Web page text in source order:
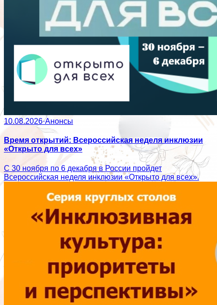
10.08.2026·Анонсы
Время открытий: Всероссийская неделя инклюзии
«Открыто для всех»
С 30 ноября по 6 декабря в России пройдет
Всероссийская неделя инклюзии «Открыто для всех».